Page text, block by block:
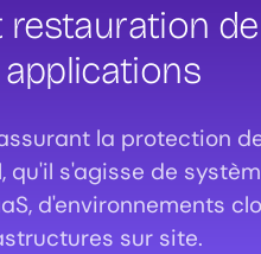
restauration
la protection
s'agisse de
d'environnements
sur site.